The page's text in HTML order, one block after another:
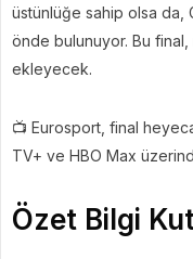
üstünlüğe sahip olsa da,
önde bulunuyor. Bu
ekleyecek.
📺 Eurosport, final
TV+ ve HBO Max
Özet Bilgi